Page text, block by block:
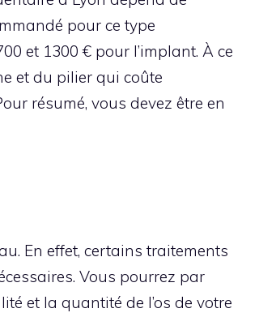
pour ce type
et 1300 € pour l’implant. À ce
et du pilier qui coûte
résumé, vous devez être en
En effet, certains traitements
Vous pourrez par
et la quantité de l’os de votre